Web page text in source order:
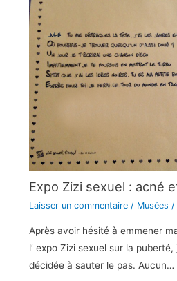
Expo Zizi sexuel : acné
Laisser un commentaire / Musées /
Après avoir hésité à emmener
l’ expo Zizi sexuel sur la
décidée à sauter le pas. Aucun…